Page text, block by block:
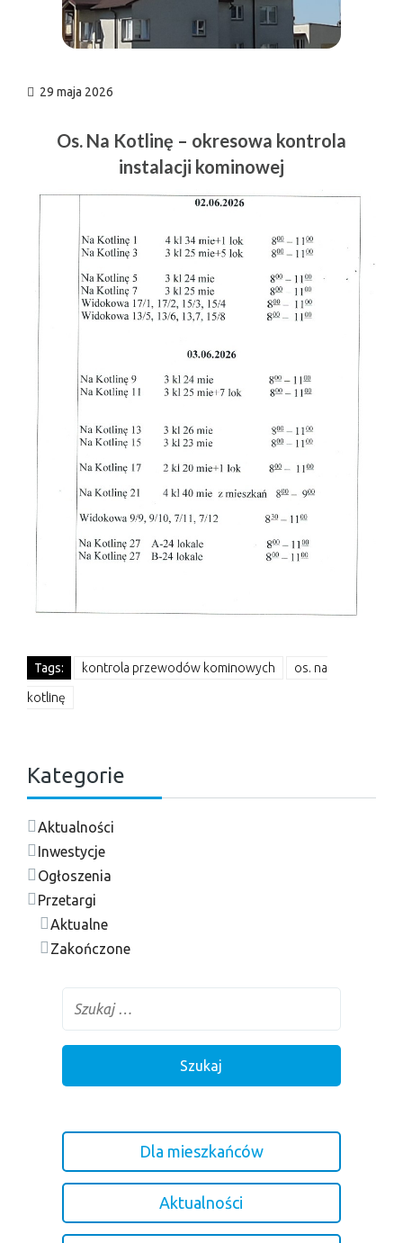
29 maja 2026
Os. Na Kotlinę – okresowa kontrola
instalacji kominowej
Tags: kontrola przewodów kominowych os. na
kotlinę
Kategorie
Aktualności
Inwestycje
Ogłoszenia
Przetargi
Aktualne
Zakończone
Dla mieszkańców
Aktualności